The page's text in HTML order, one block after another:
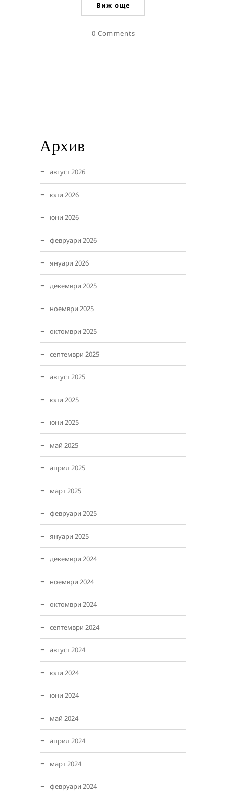
Виж още
0 Comments
Архив
август 2026
юли 2026
юни 2026
февруари 2026
януари 2026
декември 2025
ноември 2025
октомври 2025
септември 2025
август 2025
юли 2025
юни 2025
май 2025
април 2025
март 2025
февруари 2025
януари 2025
декември 2024
ноември 2024
октомври 2024
септември 2024
август 2024
юли 2024
юни 2024
май 2024
април 2024
март 2024
февруари 2024